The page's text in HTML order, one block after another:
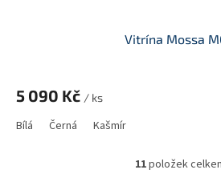
Vitrína Mossa
5 090 Kč / ks
Bílá Černá Kašmír
O
11položek